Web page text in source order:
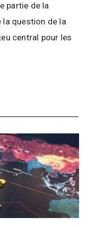
partie de la
la question de la
central pour les